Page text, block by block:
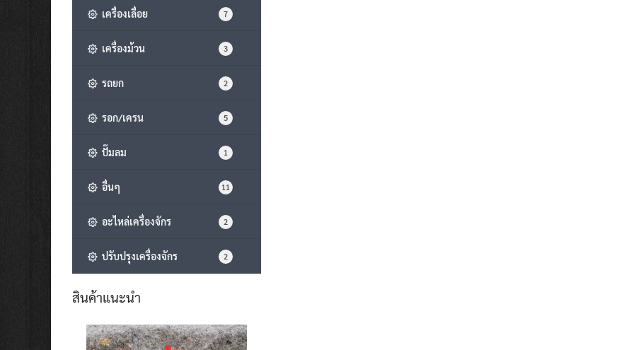
เครื่องเลื่อย 7
เครื่องม้วน 3
รถยก 2
รอก/เครน 5
ปั๊มลม 1
อื่นๆ 11
อะไหล่เครื่องจักร 2
ปรับปรุงเครื่องจักร 2
สินค้าแนะนำ